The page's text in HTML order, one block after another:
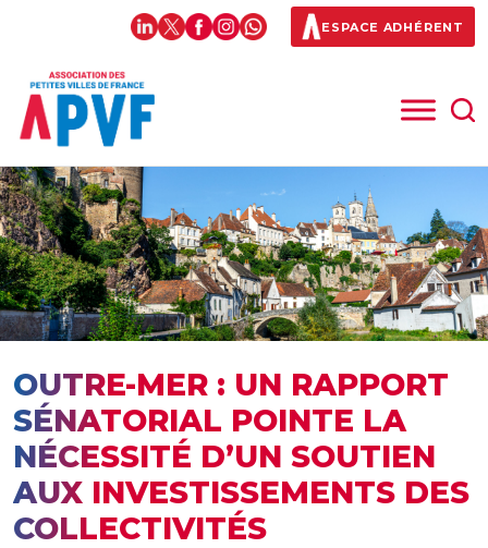
ESPACE ADHÉRENT
OUTRE-MER : UN RAPPORT
SÉNATORIAL POINTE LA
NÉCESSITÉ D’UN SOUTIEN
AUX INVESTISSEMENTS DES
COLLECTIVITÉS